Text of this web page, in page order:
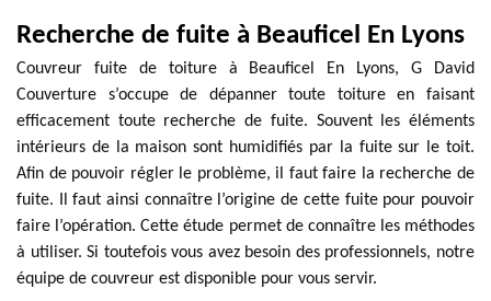
Recherche de fuite à Beauficel En Lyons
Couvreur fuite de toiture à Beauficel En Lyons, G David
Couverture s’occupe de dépanner toute toiture en faisant
efficacement toute recherche de fuite. Souvent les éléments
intérieurs de la maison sont humidifiés par la fuite sur le toit.
Afin de pouvoir régler le problème, il faut faire la recherche de
fuite. Il faut ainsi connaître l’origine de cette fuite pour pouvoir
faire l’opération. Cette étude permet de connaître les méthodes
à utiliser. Si toutefois vous avez besoin des professionnels, notre
équipe de couvreur est disponible pour vous servir.